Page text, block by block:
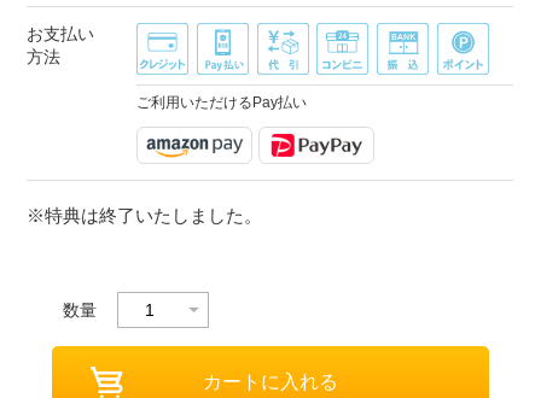
お支払い
方法
ご利用いただけるPay払い
※特典は終了いたしました。
数量